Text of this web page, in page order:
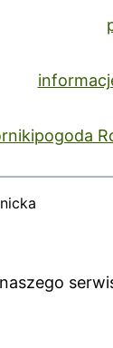
pogoda